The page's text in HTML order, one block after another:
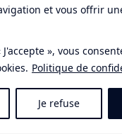
et vous offrir
», vous
Politique de
Je refuse
et